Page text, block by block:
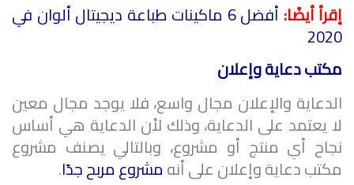
إقرأ أيضًا:
أفضل 6 ماكينات طباعة ديجيتال ألوان في
2020
مكتب دعاية وإعلان
الدعاية والإعلان مجال واسع، فلا يوجد مجال معين
لا يعتمد على الدعاية، وذلك لأن الدعاية هي أساس
نجاح أي منتج أو مشروع، وبالتالي يصنف مشروع
مكتب دعاية وإعلان على أنهمشروع مربح جدًا.